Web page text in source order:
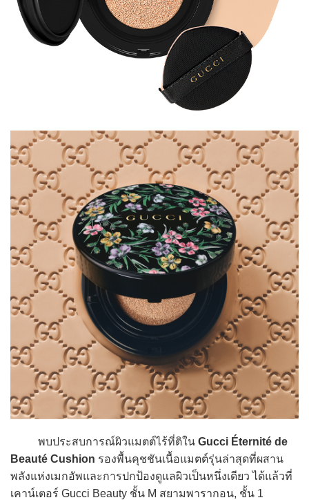
พบประสบการณ์ผิวแมตต์ไร้ที่ติใน Gucci Éternité de
Beauté Cushion รองพื้นคุชชันเนื้อแมตต์รุ่นล่าสุดที่ผสาน
พลังแห่งเมกอัพและการปกป้องดูแลผิวเป็นหนึ่งเดียว ได้แล้วที่
เคาน์เตอร์ Gucci Beauty ชั้น M สยามพารากอน, ชั้น 1